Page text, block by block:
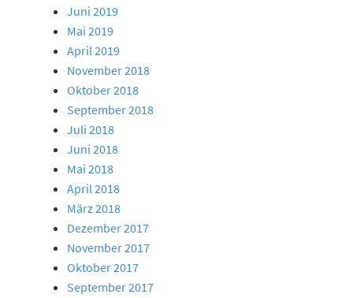
Juni 2019
Mai 2019
April 2019
November 2018
Oktober 2018
September 2018
Juli 2018
Juni 2018
Mai 2018
April 2018
März 2018
Dezember 2017
November 2017
Oktober 2017
September 2017